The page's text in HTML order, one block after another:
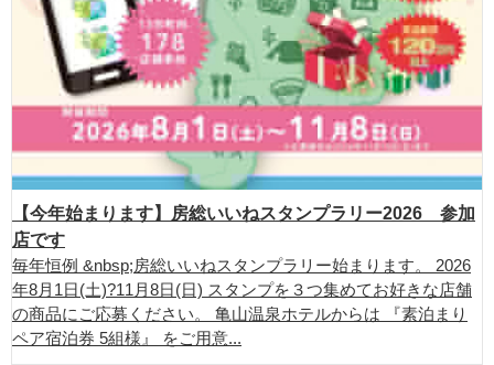
【今年始まります】房総いいねスタンプラリー2026 参加
店です
毎年恒例 &nbsp;房総いいねスタンプラリー始まります。 2026
年8月1日(土)?11月8日(日) スタンプを３つ集めてお好きな店舗
の商品にご応募ください。 亀山温泉ホテルからは 『素泊まり
ペア宿泊券 5組様』 をご用意...